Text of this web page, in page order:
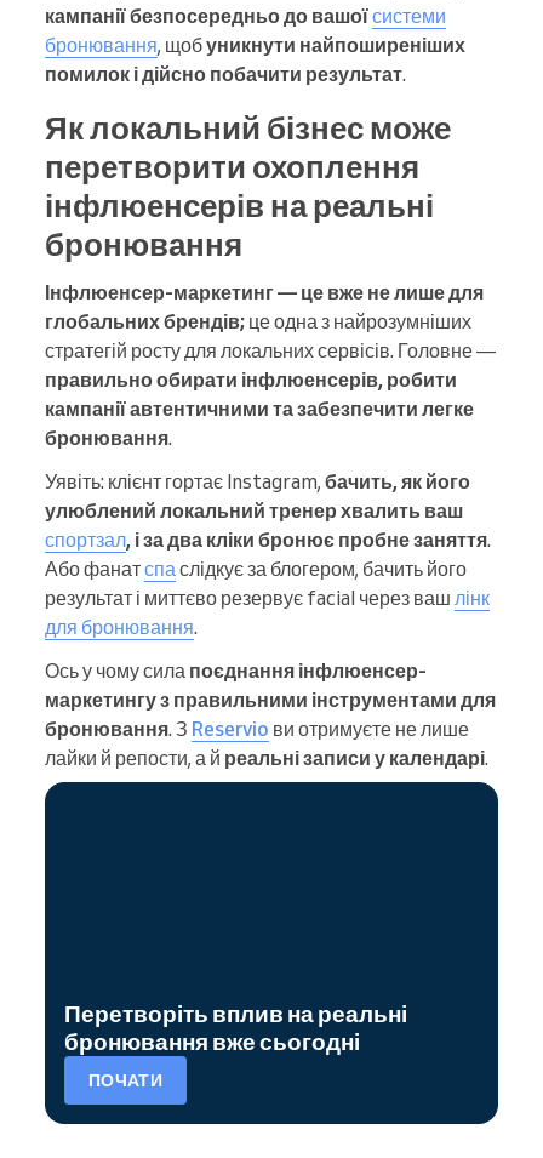
кампанії безпосередньо до вашоїсистеми
бронювання, щобуникнути найпоширеніших
помилок і дійсно побачити результат.
Як локальний бізнес може
перетворити охоплення
інфлюенсерів на реальні
бронювання
Інфлюенсер-маркетинг — це вже не лише для
глобальних брендів; це одна з найрозумніших
стратегій росту для локальних сервісів. Головне —
правильно обирати інфлюенсерів, робити
кампанії автентичними та забезпечити легке
бронювання.
Уявіть: клієнт гортає Instagram, бачить, як його
улюблений локальний тренер хвалить ваш
спортзал, і за два кліки бронює пробне заняття.
Або фанатспаслідкує за блогером, бачить його
результат і миттєво резервує facial через ваш лінк
для бронювання.
Ось у чому сила поєднання інфлюенсер-
маркетингу з правильними інструментами для
бронювання. З Reservio ви отримуєте не лише
лайки й репости, а й реальні записи у календарі.
Перетворіть вплив на реальні
бронювання вже сьогодні
ПОЧАТИ